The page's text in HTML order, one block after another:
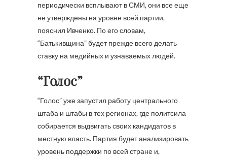
периодически всплывают в СМИ, они все еще
не утверждены на уровне всей партии,
пояснил Ивченко. По его словам,
“Батькивщина” будет прежде всего делать
ставку на медийных и узнаваемых людей.
“Голос”
“Голос” уже запустил работу центрального
штаба и штабы в тех регионах, где политсила
собирается выдвигать своих кандидатов в
местную власть. Партия будет анализировать
уровень поддержки по всей стране и,